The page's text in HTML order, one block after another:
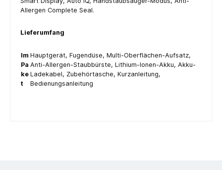
Allergen Complete Seal.
Lieferumfang
Im
Pa
ke
t
Hauptgerät, Fugendüse, Multi-Oberflächen-Aufsatz,
Anti-Allergen-Staubbürste, Lithium-Ionen-Akku, Akku-
Ladekabel, Zubehörtasche, Kurzanleitung,
Bedienungsanleitung